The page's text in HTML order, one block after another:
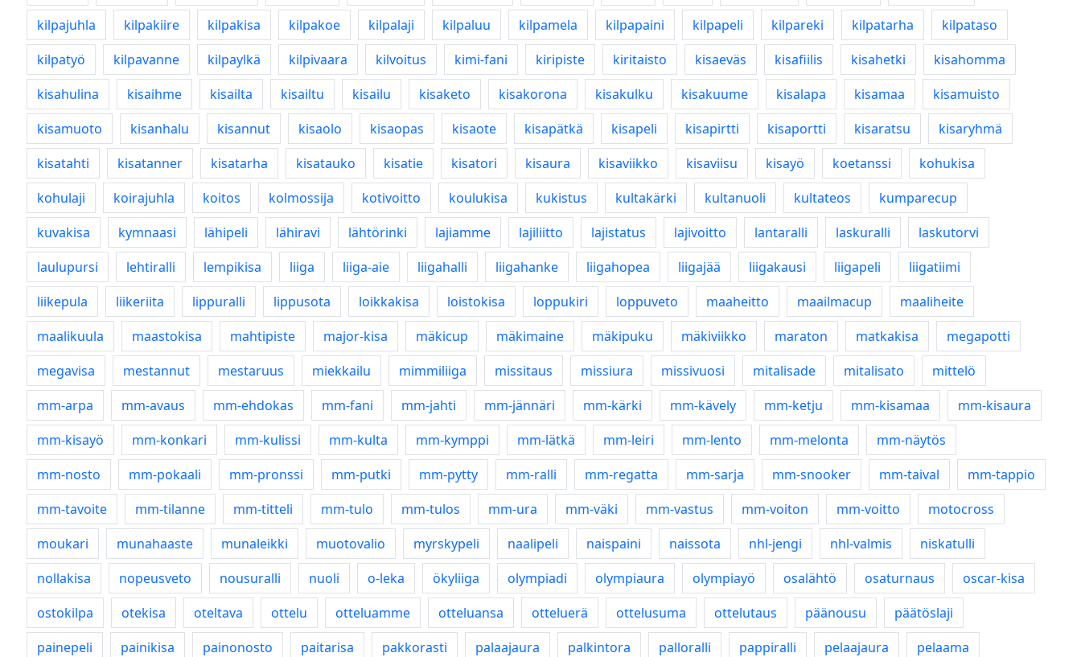
kilpajuhla
kilpakiire kilpakisa kilpakoe kilpalaji kilpaluu kilpamela kilpapaini kilpapeli kilpareki kilpatarha
kilpataso
kilpatyö
kilpavanne kilpaylkä kilpivaara kilvoitus kimi-fani kiripiste kiritaisto kisaeväs kisafiilis kisahetki
kisahomma
kisahulina
kisaihme kisailta kisailtu kisailu kisaketo kisakorona kisakulku kisakuume kisalapa kisamaa
kisamuisto
kisamuoto
kisanhalu kisannut kisaolo kisaopas kisaote kisapätkä kisapeli kisapirtti kisaportti kisaratsu
kisaryhmä
kisatahti
kisatanner kisatarha kisatauko kisatie kisatori kisaura kisaviikko kisaviisu kisayö koetanssi
kohukisa
kohulaji
koirajuhla koitos kolmossija kotivoitto koulukisa kukistus kultakärki kultanuoli kultateos
kumparecup
kuvakisa
kymnaasi lähipeli lähiravi lähtörinki lajiamme lajiliitto lajistatus lajivoitto lantaralli laskuralli
laskutorvi
laulupursi
lehtiralli lempikisa liiga liiga-aie liigahalli liigahanke liigahopea liigajää liigakausi liigapeli
liigatiimi
liikepula
liikeriita lippuralli lippusota loikkakisa loistokisa loppukiri loppuveto maaheitto maailmacup
maaliheite
maalikuula
maastokisa mahtipiste major-kisa mäkicup mäkimaine mäkipuku mäkiviikko maraton matkakisa
megapotti
megavisa
mestannut mestaruus miekkailu mimmiliiga missitaus missiura missivuosi mitalisade mitalisato
mittelö
mm-arpa
mm-avaus mm-ehdokas mm-fani mm-jahti mm-jännäri mm-kärki mm-kävely mm-ketju mm-kisamaa
mm-kisaura
mm-kisayö
mm-konkari mm-kulissi mm-kulta mm-kymppi mm-lätkä mm-leiri mm-lento mm-melonta
mm-näytös
mm-nosto
mm-pokaali mm-pronssi mm-putki mm-pytty mm-ralli mm-regatta mm-sarja mm-snooker mm-taival
mm-tappio
mm-tavoite
mm-tilanne mm-titteli mm-tulo mm-tulos mm-ura mm-väki mm-vastus mm-voiton mm-voitto
motocross
moukari
munahaaste munaleikki muotovalio myrskypeli naalipeli naispaini naissota nhl-jengi nhl-valmis
niskatulli
nollakisa
nopeusveto nousuralli nuoli o-leka ökyliiga olympiadi olympiaura olympiayö osalähtö osaturnaus
oscar-kisa
ostokilpa
otekisa oteltava ottelu otteluamme otteluansa otteluerä ottelusuma ottelutaus päänousu
päätöslaji
painepeli
painikisa painonosto paitarisa pakkorasti palaajaura palkintora palloralli pappiralli pelaajaura
pelaama